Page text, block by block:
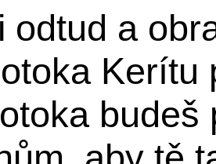
odtud a
Kerítu
budeš